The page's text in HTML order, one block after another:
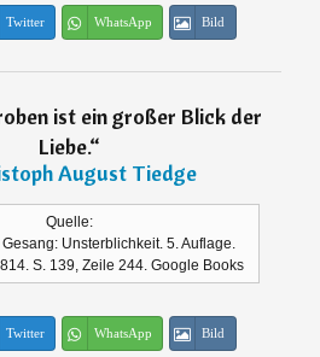
Twitter WhatsApp Bild
ist ein großer Blick der
Liebe.“
August Tiedge
Quelle:
Unsterblichkeit. 5. Auflage.
S. 139, Zeile 244. Google Books
Twitter WhatsApp Bild